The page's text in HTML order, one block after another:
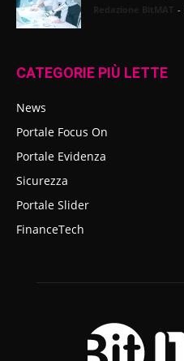
-
CATEGORIE PIÙ LETTE
News
Portale Focus On
Portale Evidenza
Sicurezza
Portale Slider
FinanceTech